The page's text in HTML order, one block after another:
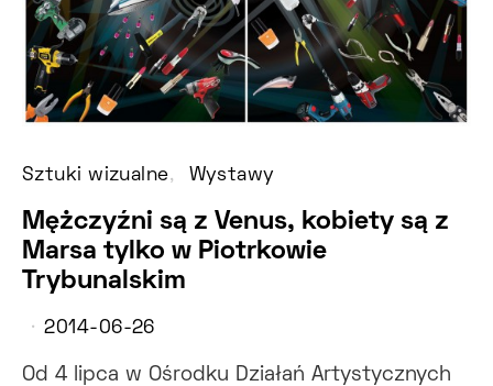
Sztuki wizualne Wystawy
Mężczyźni są z Venus, kobiety są z
Marsa tylko w Piotrkowie
Trybunalskim
2014-06-26
Od 4 lipca w Ośrodku Działań Artystycznych